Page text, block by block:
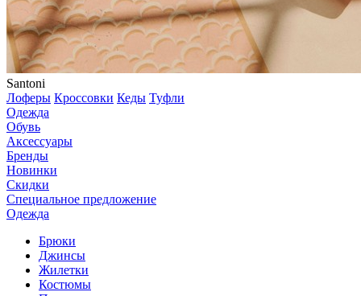
Santoni
Лоферы Кроссовки Кеды Туфли
Одежда
Обувь
Аксессуары
Бренды
Новинки
Скидки
Специальное предложение
Одежда
Брюки
Джинсы
Жилетки
Костюмы